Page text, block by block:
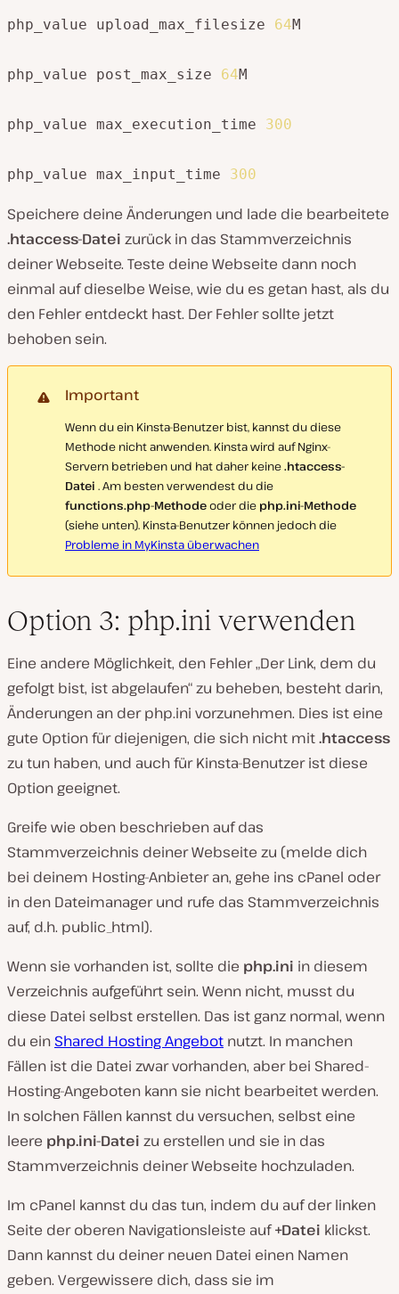
php_value upload_max_filesize 64M
php_value post_max_size 64M
php_value max_execution_time 300
php_value max_input_time 300
Speichere deine Änderungen und lade die bearbeitete
.htaccess-Datei zurück in das Stammverzeichnis
deiner Webseite. Teste deine Webseite dann noch
einmal auf dieselbe Weise, wie du es getan hast, als du
den Fehler entdeckt hast. Der Fehler sollte jetzt
behoben sein.
Important
Wenn du ein Kinsta-Benutzer bist, kannst du diese
Methode nicht anwenden. Kinsta wird auf Nginx-
Servern betrieben und hat daher keine.htaccess-
Datei . Am besten verwendest du die
functions.php-Methodeoder die php.ini-Methode
(siehe unten). Kinsta-Benutzer können jedoch die
Probleme in MyKinsta überwachen
Option 3: php.ini verwenden
Eine andere Möglichkeit, den Fehler „Der Link, dem du
gefolgt bist, ist abgelaufen“ zu beheben, besteht darin,
Änderungen an derphp.ini vorzunehmen. Dies ist eine
gute Option für diejenigen, die sich nicht mit.htaccess
zu tun haben, und auch für Kinsta-Benutzer ist diese
Option geeignet.
Greife wie oben beschrieben auf das
Stammverzeichnis deiner Webseite zu (melde dich
bei deinem Hosting-Anbieter an, gehe ins cPanel oder
in den Dateimanager und rufe das Stammverzeichnis
auf, d.h. public_html).
Wenn sie vorhanden ist, sollte die php.ini in diesem
Verzeichnis aufgeführt sein. Wenn nicht, musst du
diese Datei selbst erstellen. Das ist ganz normal, wenn
du ein Shared Hosting Angebot nutzt. In manchen
Fällen ist die Datei zwar vorhanden, aber bei Shared-
Hosting-Angeboten kann sie nicht bearbeitet werden.
In solchen Fällen kannst du versuchen, selbst eine
leere php.ini-Datei zu erstellen und sie in das
Stammverzeichnis deiner Webseite hochzuladen.
Im cPanel kannst du das tun, indem du auf der linken
Seite der oberen Navigationsleiste auf+Datei klickst.
Dann kannst du deiner neuen Datei einen Namen
geben. Vergewissere dich, dass sie im